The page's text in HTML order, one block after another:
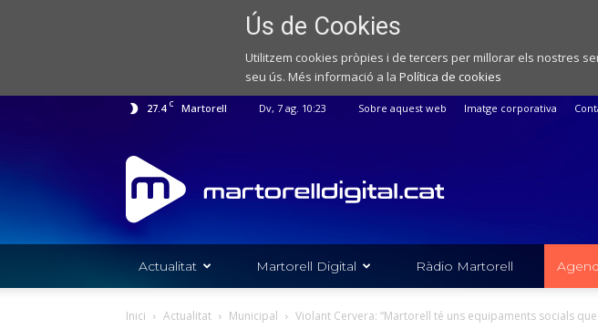
Ús de Cookies
Utilitzem cookies pròpies i de tercers per millorar els nostres
seu ús. Més informació a la Política de cookies
27.4 C Martorell Dv, 7 ag. 10:23 Sobre aquest web Imatge corporativa
Web
de
notícies
de
l'Ajuntament
Martorell
Actualitat Martorell Digital Ràdio Martorell
Inici Actualitat Municipal Violant Cervera: “Martorell té uns equipaments socials